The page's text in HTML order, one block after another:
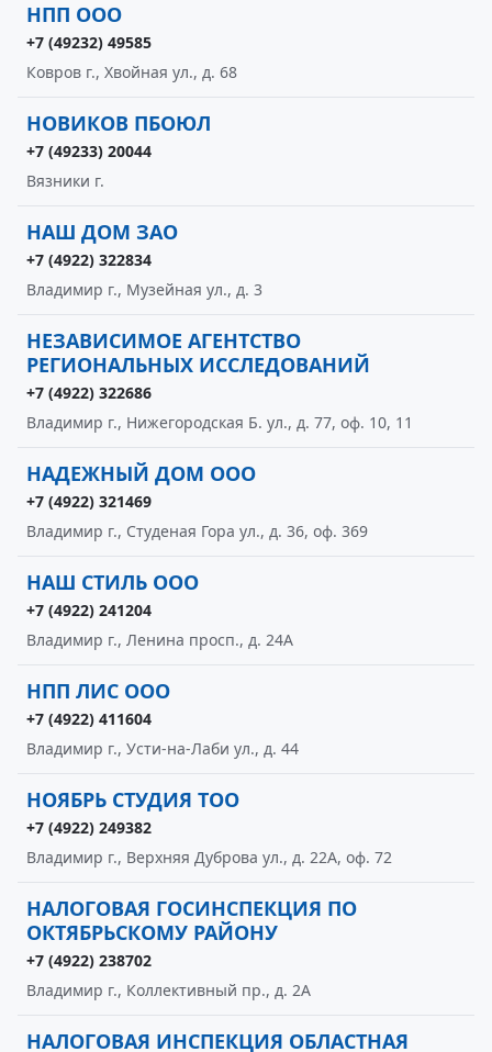
НПП ООО
+7 (49232) 49585
Ковров г., Хвойная ул., д. 68
НОВИКОВ ПБОЮЛ
+7 (49233) 20044
Вязники г.
НАШ ДОМ ЗАО
+7 (4922) 322834
Владимир г., Музейная ул., д. 3
НЕЗАВИСИМОЕ АГЕНТСТВО
РЕГИОНАЛЬНЫХ ИССЛЕДОВАНИЙ
+7 (4922) 322686
Владимир г., Нижегородская Б. ул., д. 77, оф. 10, 11
НАДЕЖНЫЙ ДОМ ООО
+7 (4922) 321469
Владимир г., Студеная Гора ул., д. 36, оф. 369
НАШ СТИЛЬ ООО
+7 (4922) 241204
Владимир г., Ленина просп., д. 24А
НПП ЛИС ООО
+7 (4922) 411604
Владимир г., Усти-на-Лаби ул., д. 44
НОЯБРЬ СТУДИЯ ТОО
+7 (4922) 249382
Владимир г., Верхняя Дуброва ул., д. 22А, оф. 72
НАЛОГОВАЯ ГОСИНСПЕКЦИЯ ПО
ОКТЯБРЬСКОМУ РАЙОНУ
+7 (4922) 238702
Владимир г., Коллективный пр., д. 2А
НАЛОГОВАЯ ИНСПЕКЦИЯ ОБЛАСТНАЯ